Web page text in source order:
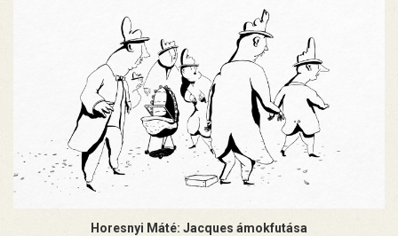
Horesnyi Máté: Jacques ámokfutása